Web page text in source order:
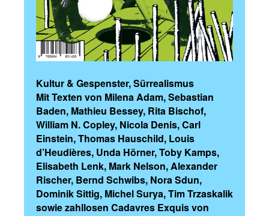
Kultur & Gespenster, Sürrealismus
Mit Texten von Milena Adam, Sebastian
Baden, Mathieu Bessey, Rita Bischof,
William N. Copley, Nicola Denis, Carl
Einstein, Thomas Hauschild, Louis
d’Heudières, Unda Hörner, Toby Kamps,
Elisabeth Lenk, Mark Nelson, Alexander
Rischer, Bernd Schwibs, Nora Sdun,
Dominik Sittig, Michel Surya, Tim Trzaskalik
sowie zahllosen Cadavres Exquis von